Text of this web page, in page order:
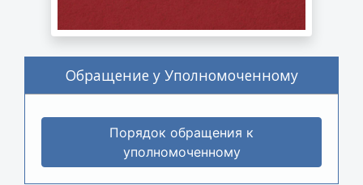
Обращение у Уполномоченному
Порядок обращения к
уполномоченному